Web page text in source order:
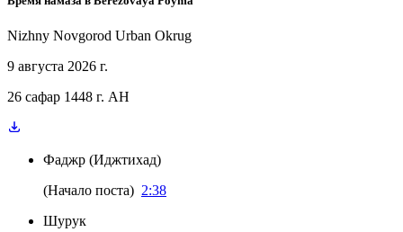
Nizhny Novgorod Urban Okrug
9 августа 2026 г.
26 сафар 1448 г. AH
Фаджр (Иджтихад)
(Начало поста) 2:38
Шурук